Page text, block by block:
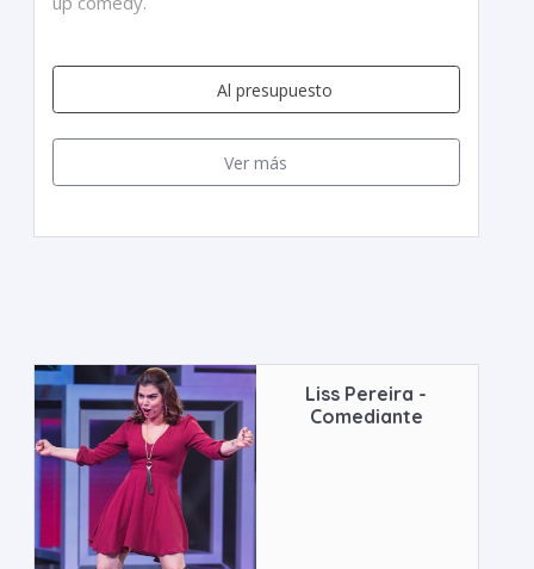
Al presupuesto
Ver más
Liss Pereira -
Comediante